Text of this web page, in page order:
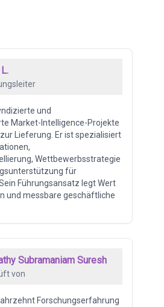
und
Market-Intelligence-Projekte
Lieferung. Er ist spezialisiert
Wettbewerbsstrategie
für
Führungsansatz legt Wert
und messbare geschäftliche
Subramaniam Suresh
von
Forschungserfahrung